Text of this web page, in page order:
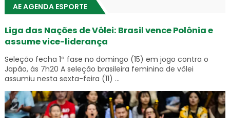
AE AGENDA ESPORTE
Liga das Nações de Vôlei: Brasil vence Polônia e
assume vice-liderança
Seleção fecha 1ª fase no domingo (15) em jogo contra o
Japão, às 7h20 A seleção brasileira feminina de vôlei
assumiu nesta sexta-feira (11) ...